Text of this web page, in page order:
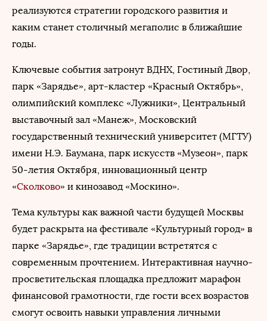
реализуются стратегии городского развития и
каким станет столичный мегаполис в ближайшие
годы.
Ключевые события затронут ВДНХ, Гостиный Двор,
парк «Зарядье», арт-кластер «Красный Октябрь»,
олимпийский комплекс «Лужники», Центральный
выставочный зал «Манеж», Московский
государственный технический университет (МГТУ)
имени Н.Э. Баумана, парк искусств «Музеон», парк
50-летия Октября, инновационный центр
«Сколково» и кинозавод «Москино».
Тема культуры как важной части будущей Москвы
будет раскрыта на фестивале «Культурный город» в
парке «Зарядье», где традиции встретятся с
современным прочтением. Интерактивная научно-
просветительская площадка предложит марафон
финансовой грамотности, где гости всех возрастов
смогут освоить навыки управления личными